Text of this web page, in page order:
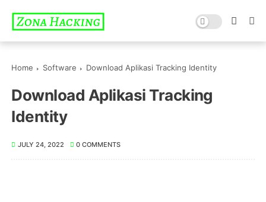
Home Software Download Aplikasi Tracking Identity
Download Aplikasi Tracking
Identity
JULY 24, 2022 0 COMMENTS